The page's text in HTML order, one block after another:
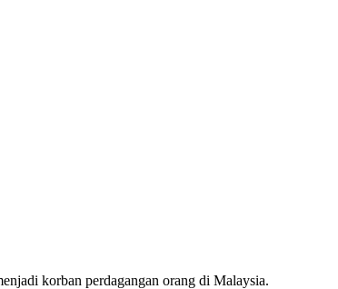
korban perdagangan orang di Malaysia.